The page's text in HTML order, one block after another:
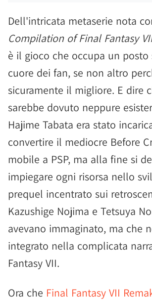
Dell'intricata metaserie nota
Compilation of Final Fantasy
è il gioco che occupa un posto
cuore dei fan, se non altro
sicuramente il migliore. E dire
sarebbe dovuto neppure
Hajime Tabata era stato
convertire il mediocre Before
mobile a PSP, ma alla fine si
impiegare ogni risorsa nello
prequel incentrato sui
Kazushige Nojima e Tetsuya
avevano immaginato, ma che
integrato nella complicata
Fantasy VII.
Ora che Final Fantasy VII